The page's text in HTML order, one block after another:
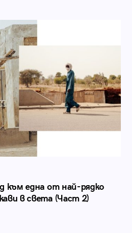
към една от най-рядко
в света (Част 2)